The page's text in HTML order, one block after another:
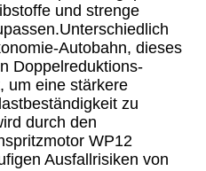
und strenge
Autobahn, dieses
Doppelreduktions-
um eine stärkere
zu
durch den
WP12
Ausfallrisiken von